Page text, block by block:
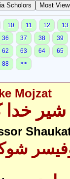
10 11 12
13
36 37 38
39
62 63 64
65
88
>>
Mojzat